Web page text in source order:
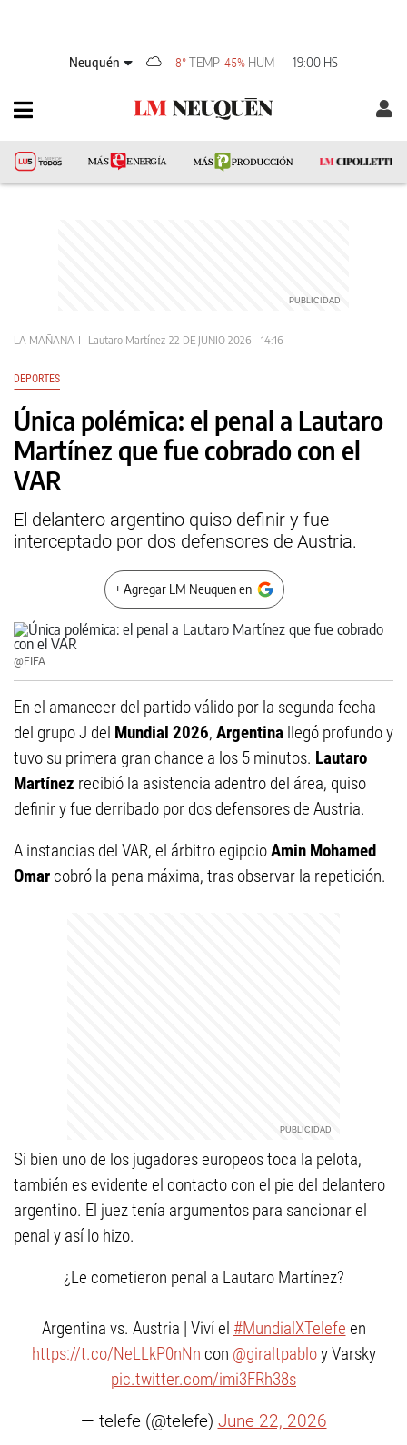
Neuquén 8° TEMP 45% HUM 19:00 HS
LA MAÑANA Lautaro Martínez 22 DE JUNIO 2026 - 14:16
DEPORTES
Única polémica: el penal a Lautaro
Martínez que fue cobrado con el
VAR
El delantero argentino quiso definir y fue
interceptado por dos defensores de Austria.
+ Agregar LM Neuquen en
@FIFA
En el amanecer del partido válido por la segunda fecha
del grupo J del Mundial 2026, Argentina llegó profundo y
tuvo su primera gran chance a los 5 minutos. Lautaro
Martínez recibió la asistencia adentro del área, quiso
definir y fue derribado por dos defensores de Austria.
A instancias del VAR, el árbitro egipcioAmin Mohamed
Omar cobró la pena máxima, tras observar la repetición.
Si bien uno de los jugadores europeos toca la pelota,
también es evidente el contacto con el pie del delantero
argentino. El juez tenía argumentos para sancionar el
penal y así lo hizo.
¿Le cometieron penal a Lautaro Martínez?
Argentina vs. Austria | Viví el #MundialXTelefe en
https://t.co/NeLLkP0nNn con @giraltpabloy Varsky
pic.twitter.com/imi3FRh38s
— telefe (@telefe) June 22, 2026